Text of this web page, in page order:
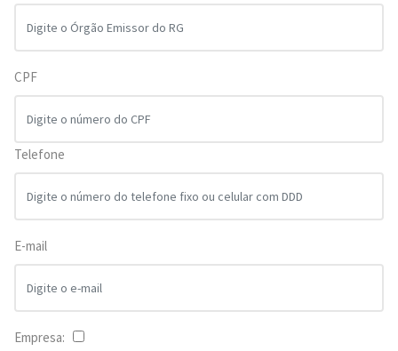
CPF
Telefone
E-mail
Empresa: